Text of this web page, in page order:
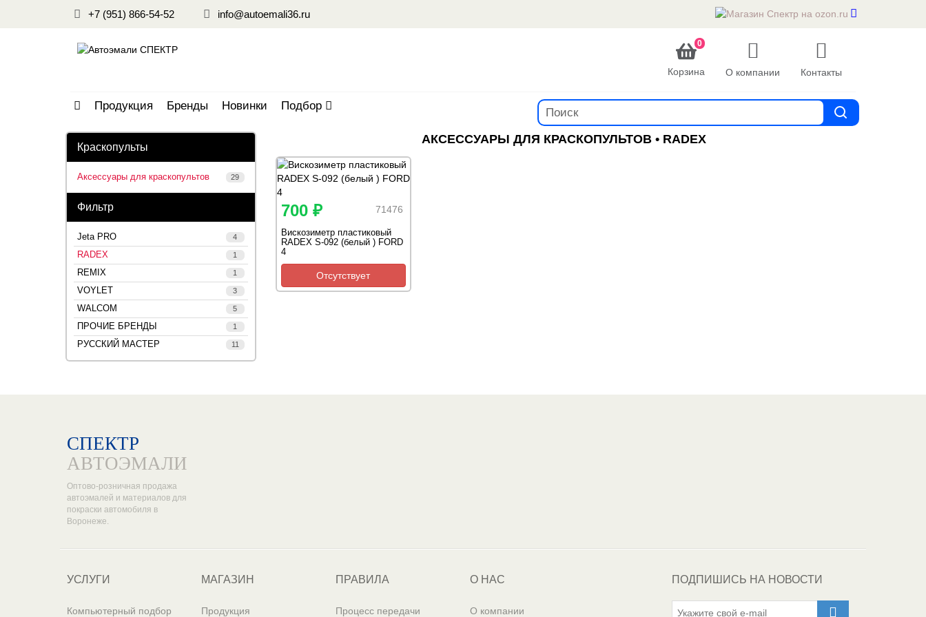
+7 (951) 866-54-52 info@autoemali36.ru
0
Корзина О компании Контакты
Продукция Бренды Новинки Подбор
Краскопульты
Аксессуары для краскопультов 29
Фильтр
Jeta PRO 4
RADEX 1
REMIX 1
VOYLET 3
WALCOM 5
ПРОЧИЕ БРЕНДЫ 1
РУССКИЙ МАСТЕР 11
АКСЕССУАРЫ ДЛЯ КРАСКОПУЛЬТОВ • RADEX
71476
700 ₽
Вискозиметр пластиковый
RADEX S-092 (белый ) FORD
4
Отсутствует
СПЕКТР
АВТОЭМАЛИ
Оптово-розничная продажа
автоэмалей и материалов для
покраски автомобиля в
Воронеже.
УСЛУГИ
Компьютерный подбор
МАГАЗИН
Продукция
ПРАВИЛА
Процесс передачи
О НАС
О компании
ПОДПИШИСЬ НА НОВОСТИ